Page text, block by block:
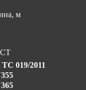
м
019/2011